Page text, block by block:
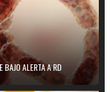
BAJO ALERTA A RD